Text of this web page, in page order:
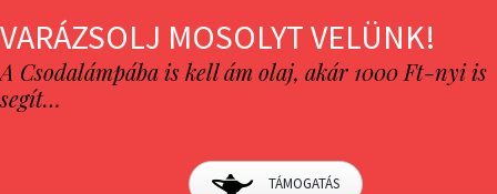
VARÁZSOLJ MOSOLYT VELÜNK!
A Csodalámpába is kell ám olaj, akár 1000 Ft-nyi is
segít…
TÁMOGATÁS